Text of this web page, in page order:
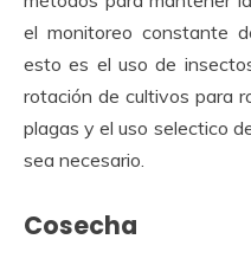
el monitoreo constante
esto es el uso de
rotación de cultivos para
plagas y el uso selectico
sea necesario.
Cosecha